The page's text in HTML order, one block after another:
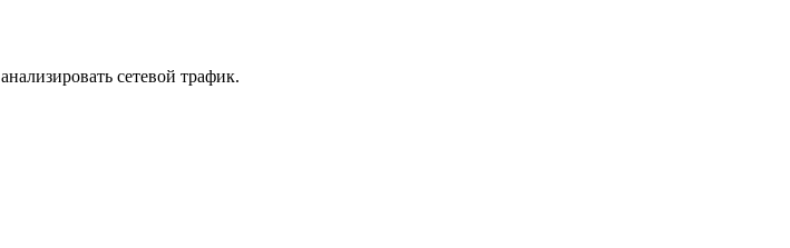
сетевой трафик.